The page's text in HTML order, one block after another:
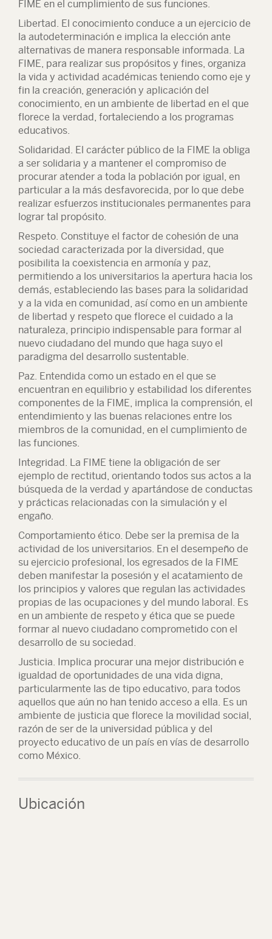
FIME en el cumplimiento de sus funciones.
Libertad. El conocimiento conduce a un ejercicio de
la autodeterminación e implica la elección ante
alternativas de manera responsable informada. La
FIME, para realizar sus propósitos y fines, organiza
la vida y actividad académicas teniendo como eje y
fin la creación, generación y aplicación del
conocimiento, en un ambiente de libertad en el que
florece la verdad, fortaleciendo a los programas
educativos.
Solidaridad. El carácter público de la FIME la obliga
a ser solidaria y a mantener el compromiso de
procurar atender a toda la población por igual, en
particular a la más desfavorecida, por lo que debe
realizar esfuerzos institucionales permanentes para
lograr tal propósito.
Respeto. Constituye el factor de cohesión de una
sociedad caracterizada por la diversidad, que
posibilita la coexistencia en armonía y paz,
permitiendo a los universitarios la apertura hacia los
demás, estableciendo las bases para la solidaridad
y a la vida en comunidad, así como en un ambiente
de libertad y respeto que florece el cuidado a la
naturaleza, principio indispensable para formar al
nuevo ciudadano del mundo que haga suyo el
paradigma del desarrollo sustentable.
Paz. Entendida como un estado en el que se
encuentran en equilibrio y estabilidad los diferentes
componentes de la FIME, implica la comprensión, el
entendimiento y las buenas relaciones entre los
miembros de la comunidad, en el cumplimiento de
las funciones.
Integridad. La FIME tiene la obligación de ser
ejemplo de rectitud, orientando todos sus actos a la
búsqueda de la verdad y apartándose de conductas
y prácticas relacionadas con la simulación y el
engaño.
Comportamiento ético. Debe ser la premisa de la
actividad de los universitarios. En el desempeño de
su ejercicio profesional, los egresados de la FIME
deben manifestar la posesión y el acatamiento de
los principios y valores que regulan las actividades
propias de las ocupaciones y del mundo laboral. Es
en un ambiente de respeto y ética que se puede
formar al nuevo ciudadano comprometido con el
desarrollo de su sociedad.
Justicia. Implica procurar una mejor distribución e
igualdad de oportunidades de una vida digna,
particularmente las de tipo educativo, para todos
aquellos que aún no han tenido acceso a ella. Es un
ambiente de justicia que florece la movilidad social,
razón de ser de la universidad pública y del
proyecto educativo de un país en vías de desarrollo
como México.
Ubicación